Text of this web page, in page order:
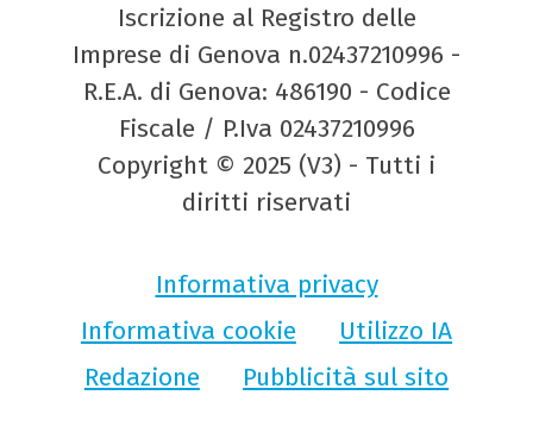
Iscrizione al Registro delle
Imprese di Genova n.02437210996 -
R.E.A. di Genova: 486190 - Codice
Fiscale / P.Iva 02437210996
Copyright © 2025 (V3) - Tutti i
diritti riservati
Informativa privacy
Informativa cookie
Utilizzo IA
Redazione
Pubblicità sul sito